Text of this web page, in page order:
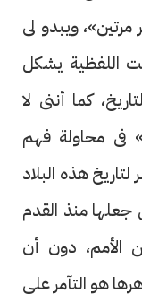
مرتين»، ويبدو لى
اللفظية يشكل
كما أننى لا
فى محاولة فهم
لتاريخ هذه البلاد
جعلها منذ القدم
الأمم، دون أن
هو التآمر على